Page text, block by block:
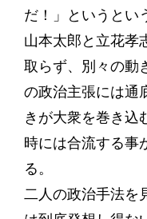
だ！」というとい
山本太郎と立花孝
取らず、別々の動
の政治主張には通
きが大衆を巻き込
時には合流する事
る。
二人の政治手法を